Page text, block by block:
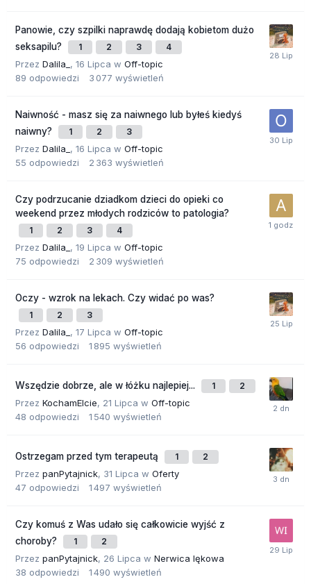
Panowie, czy szpilki naprawdę dodają kobietom dużo
seksapilu?
1 2 3 4
Przez Dalila_ , 16 Lipca w Off-topic
89 odpowiedzi 3 077 wyświetleń
Naiwność - masz się za naiwnego lub byłeś kiedyś
naiwny?
1 2 3
Przez Dalila_ , 16 Lipca w Off-topic
55 odpowiedzi 2 363 wyświetleń
Czy podrzucanie dziadkom dzieci do opieki co
weekend przez młodych rodziców to patologia?
1 2 3 4
Przez Dalila_ , 19 Lipca w Off-topic
75 odpowiedzi 2 309 wyświetleń
Oczy - wzrok na lekach. Czy widać po was?
1 2 3
Przez Dalila_ , 17 Lipca w Off-topic
56 odpowiedzi 1 895 wyświetleń
Wszędzie dobrze, ale w łóżku najlepiej... 1 2
Przez KochamElcie, 21 Lipca w Off-topic
48 odpowiedzi 1 540 wyświetleń
Ostrzegam przed tym terapeutą 1 2
Przez panPytajnick, 31 Lipca w Oferty
47 odpowiedzi 1 497 wyświetleń
Czy komuś z Was udało się całkowicie wyjść z
choroby?
1 2
Przez panPytajnick, 26 Lipca w Nerwica lękowa
38 odpowiedzi 1 490 wyświetleń